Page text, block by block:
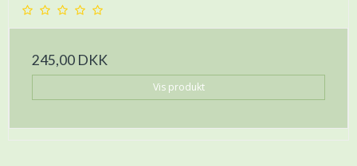
245,00 DKK
Vis produkt